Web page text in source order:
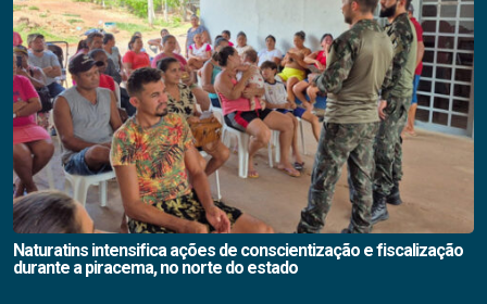
Naturatins intensifica ações de conscientização e fiscalização
durante a piracema, no norte do estado